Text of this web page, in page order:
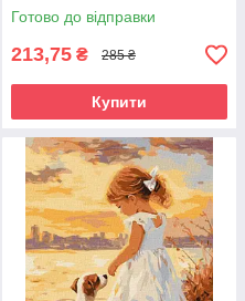
Готово до відправки
213,75 ₴ 285 ₴
Купити